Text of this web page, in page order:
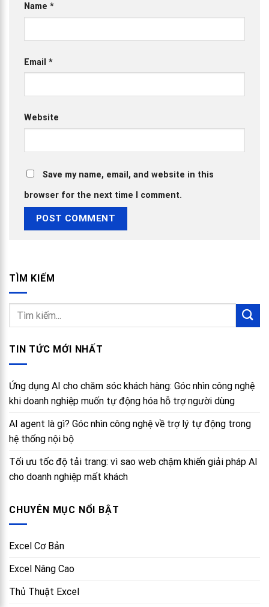
Name *
Email *
Website
Save my name, email, and website in this
browser for the next time I comment.
TÌM KIẾM
TIN TỨC MỚI NHẤT
Ứng dụng AI cho chăm sóc khách hàng: Góc nhìn công nghệ
khi doanh nghiệp muốn tự động hóa hỗ trợ người dùng
AI agent là gì? Góc nhìn công nghệ về trợ lý tự động trong
hệ thống nội bộ
Tối ưu tốc độ tải trang: vì sao web chậm khiến giải pháp AI
cho doanh nghiệp mất khách
CHUYÊN MỤC NỔI BẬT
Excel Cơ Bản
Excel Nâng Cao
Thủ Thuật Excel